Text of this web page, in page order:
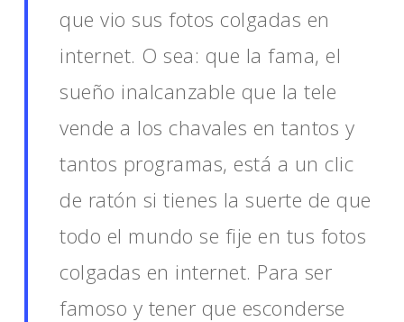
que vio sus fotos colgadas en
internet. O sea: que la fama, el
sueño inalcanzable que la tele
vende a los chavales en tantos y
tantos programas, está a un clic
de ratón si tienes la suerte de que
todo el mundo se fije en tus fotos
colgadas en internet. Para ser
famoso y tener que esconderse